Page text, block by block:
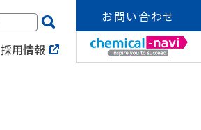
採用情報
お問い合わせ